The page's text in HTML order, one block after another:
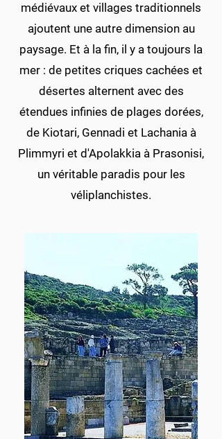
médiévaux et villages traditionnels
ajoutent une autre dimension au
paysage. Et à la fin, il y a toujours la
mer : de petites criques cachées et
désertes alternent avec des
étendues infinies de plages dorées,
de Kiotari, Gennadi et Lachania à
Plimmyri et d'Apolakkia à Prasonisi,
un véritable paradis pour les
véliplanchistes.